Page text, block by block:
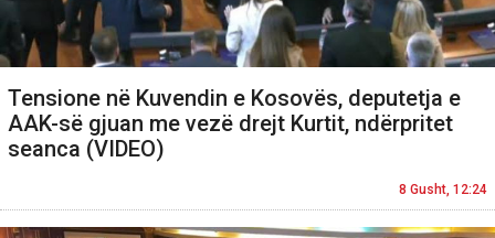
Tensione në Kuvendin e Kosovës, deputetja e
AAK-së gjuan me vezë drejt Kurtit, ndërpritet
seanca (VIDEO)
8 Gusht, 12:24